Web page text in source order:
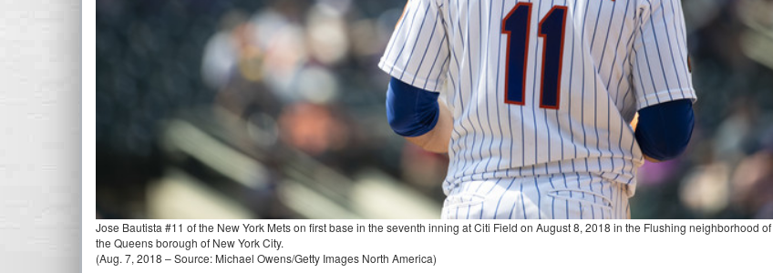
Jose Bautista #11 of the New York Mets on first base in the seventh inning at Citi Field on August 8, 2018 in the Flushing neighborhood of
the Queens borough of New York City.
(Aug. 7, 2018 – Source: Michael Owens/Getty Images North America)